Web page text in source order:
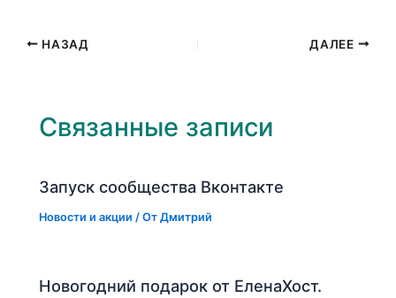
НАЗАД ДАЛЕЕ
Связанные записи
Запуск сообщества Вконтакте
Новости и акции / ОтДмитрий
Новогодний подарок от ЕленаХост.